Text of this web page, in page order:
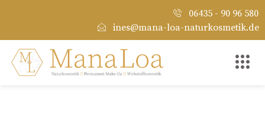
06435 - 90 96 580
ines@mana-loa-naturkosmetik.de